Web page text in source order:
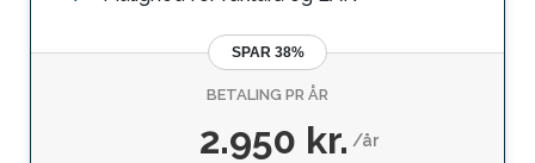
SPAR 38%
BETALING PR ÅR
2.950 kr./år